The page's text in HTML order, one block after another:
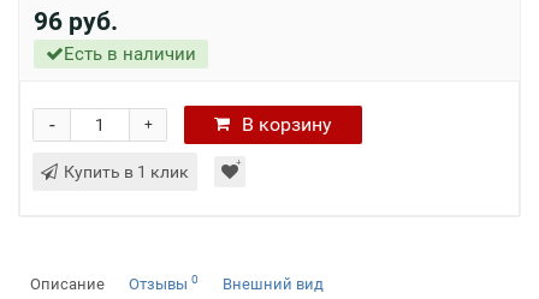
96 руб.
Есть в наличии
+
- В корзину
Купить в 1 клик
Описание Отзывы 0 Внешний вид